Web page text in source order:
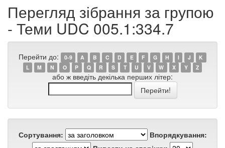
Перегляд зібрання за групою
- Теми UDC 005.1:334.7
Перейти до: 0-9 A B C D E F G H I J
K
L
M N O P Q R S T U V W X Y Z
або ж введіть декілька перших літер:
Сортування:
Впорядкування: